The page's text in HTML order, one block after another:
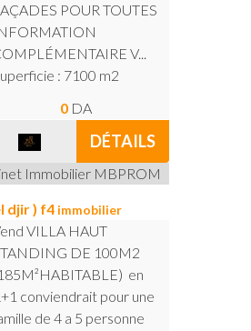
POUR TOUTES
V...
: 7100 m2
0 DA
DÉTAILS
Immobilier MBPROM
djir ) f4immobilier
VILLA HAUT
DE 100M2
en
conviendrait pour une
de 4 a 5 personne